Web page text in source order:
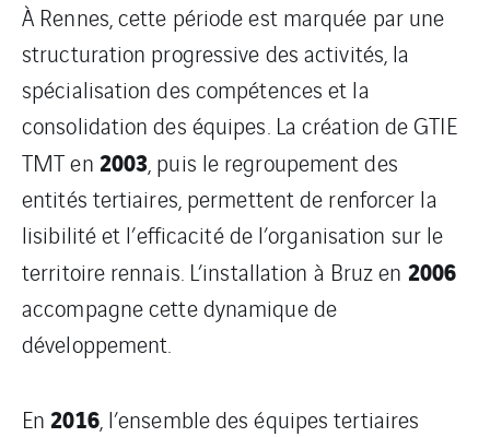
À Rennes, cette période est marquée par une
structuration progressive des activités, la
spécialisation des compétences et la
consolidation des équipes. La création de GTIE
TMT en 2003, puis le regroupement des
entités tertiaires, permettent de renforcer la
lisibilité et l’efficacité de l’organisation sur le
territoire rennais. L’installation à Bruz en 2006
accompagne cette dynamique de
développement.
En2016, l’ensemble des équipes tertiaires